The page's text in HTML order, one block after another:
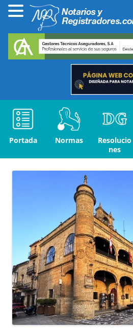
Portada Normas
Resolucio
nes